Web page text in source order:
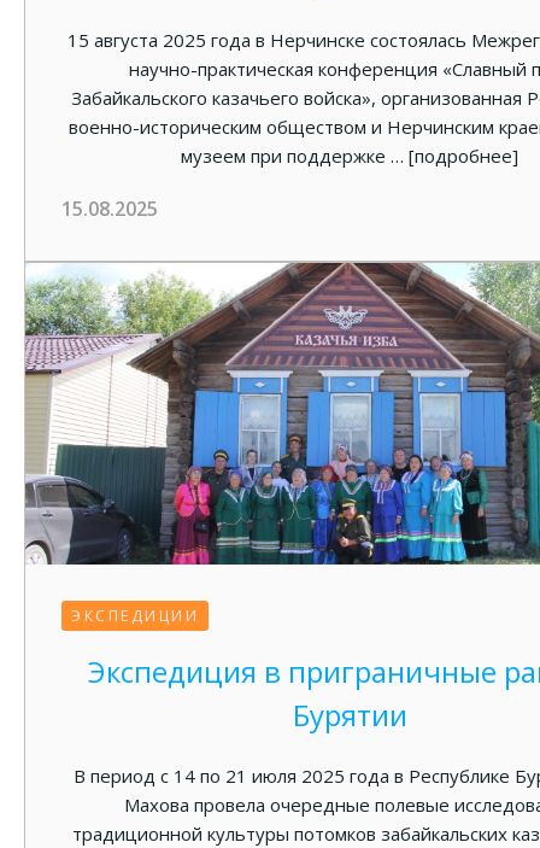
15 августа 2025 года в Нерчинске состоялась
научно-практическая конференция «Славный
Забайкальского казачьего войска», организованная
военно-историческим обществом и Нерчинским
музеем при поддержке … [подробнее]
15.08.2025
ЭКСПЕДИЦИИ
Экспедиция в приграничные
Бурятии
В период с 14 по 21 июля 2025 года в Республике
Махова провела очередные полевые
традиционной культуры потомков забайкальских